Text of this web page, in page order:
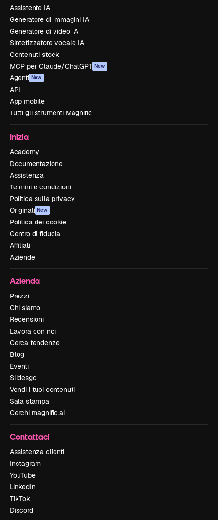
Assistente IA
Generatore di immagini IA
Generatore di video IA
Sintetizzatore vocale IA
Contenuti stock
MCP per Claude/ChatGPT New
Agenti New
API
App mobile
Tutti gli strumenti Magnific
Inizia
Academy
Documentazione
Assistenza
Termini e condizioni
Politica sulla privacy
Originali New
Politica dei cookie
Centro di fiducia
Affiliati
Aziende
Azienda
Prezzi
Chi siamo
Recensioni
Lavora con noi
Cerca tendenze
Blog
Eventi
Slidesgo
Vendi i tuoi contenuti
Sala stampa
Cerchi magnific.ai
Contattaci
Assistenza clienti
Instagram
YouTube
LinkedIn
TikTok
Discord